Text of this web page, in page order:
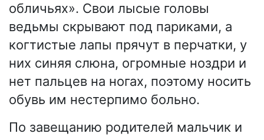
обличьях». Свои лысые головы
ведьмы скрывают под париками, а
когтистые лапы прячут в перчатки, у
них синяя слюна, огромные ноздри и
нет пальцев на ногах, поэтому носить
обувь им нестерпимо больно.
По завещанию родителей мальчик и